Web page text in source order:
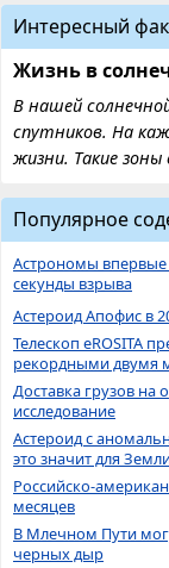
Интересный
Жизнь в
В нашей
спутников. На
жизни. Такие
Популярное
Астрономы впервые
секунды взрыва
Астероид Апофис в
Телескоп eROSITA
рекордными двумя
Доставка грузов на
исследование
Астероид с
это значит для
Российско-
месяцев
В Млечном Пути
черных дыр